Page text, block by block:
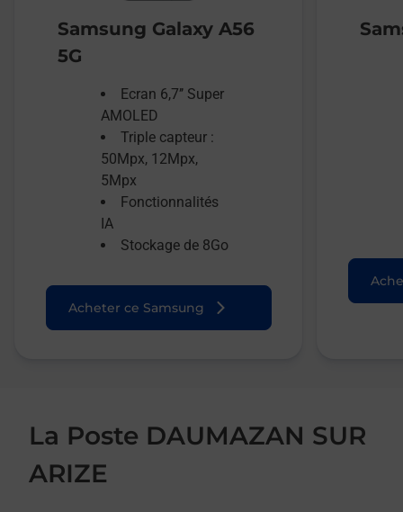
Samsung Galaxy A56
5G
Ecran 6,7’’ Super
AMOLED
Triple capteur :
50Mpx, 12Mpx,
5Mpx
Fonctionnalités
IA
Stockage de 8Go
Acheter ce Samsung
La Poste DAUMAZAN SUR
ARIZE